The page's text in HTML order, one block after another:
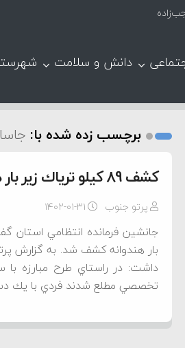
دانش و سلامت
برچسب زده شده با:
كشف 89 كيلو ترياك زير بار هندوانه در عمليات مشترك پليس فارس و قم
پرتو جنوب ۱۴۰۲-۰۱-۳۱
بار هندوانه كشف شد. به گزارش
داشت: در راستاي طرح مبارزه با
تخصصي مطلع شدند فردي با يك